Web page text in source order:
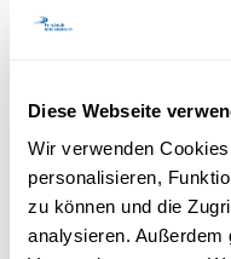
Diese Webseite
Wir verwenden
personalisieren,
zu können und die
analysieren. Außerdem
critique sur les
qui veulent
des logiques de
news.
Ce module peut être